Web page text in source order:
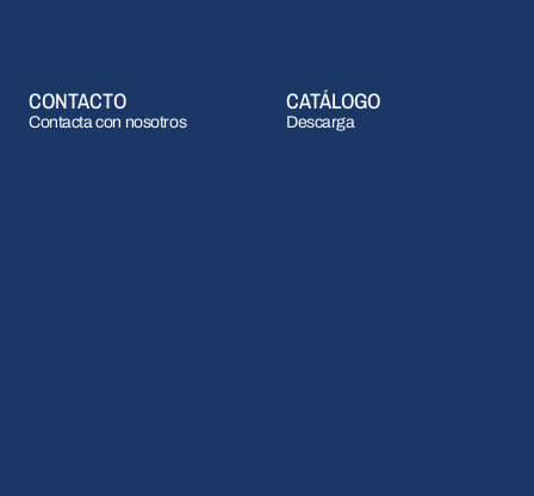
CONTACTO
Contacta con nosotros
CATÁLOGO
Descarga